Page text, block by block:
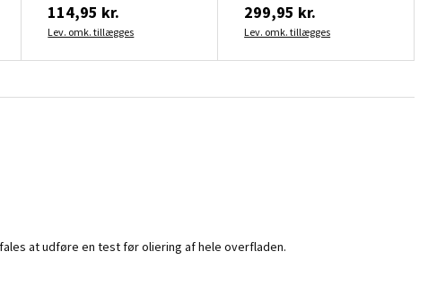
114,95 kr.
Lev. omk. tillægges
299,95 kr.
Lev. omk. tillægges
at udføre en test før oliering af hele overfladen.